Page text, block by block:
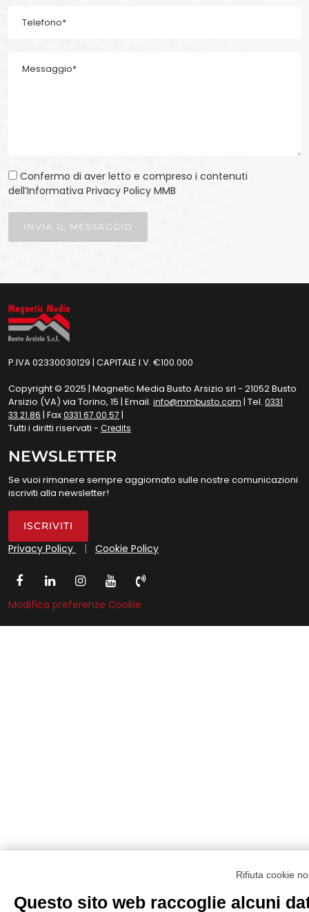
Confermo di aver letto e compreso i contenuti
dell’Informativa Privacy Policy MMB
INVIA IL MESSAGGIO
P.IVA 02330030129 | CAPITALE I.V. €100.000
Copyright © 2025 | Magnetic Media Busto Arsizio srl - 21052 Busto
Arsizio (VA) via Torino, 15 | Email. info@mmbusto.com | Tel. 0331
33.21.86 | Fax0331 67.00.57 |
Tutti i diritti riservati - Credits
NEWSLETTER
Se vuoi rimanere sempre aggiornato sulle nostre comunicazioni
iscriviti alla newsletter!
ISCRIVITI
Privacy Policy | Cookie Policy
Modifica preferenze Cookie
Rifiuta cookie
Questo sito web raccoglie alcuni